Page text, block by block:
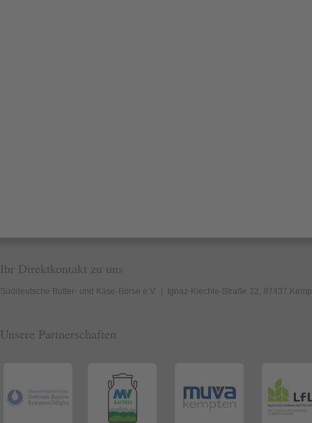
Ihr Direktkontakt zu uns
Süddeutsche Butter- und Käse-Börse e.V. | Ignaz-Kiechle-Straße 22, 87437
Unsere Partnerschaften